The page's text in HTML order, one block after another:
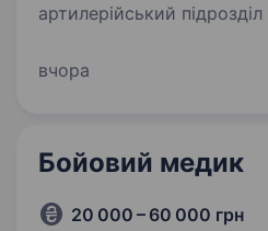
артилерійський
найсучаснішими
вчора
Бойовий медик
20 000 – 60 000 грн